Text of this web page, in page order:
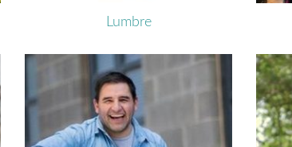
Lumbre